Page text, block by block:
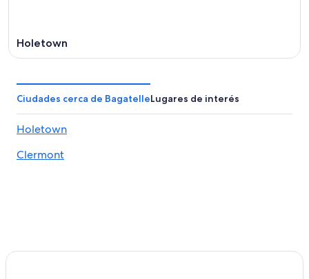
Holetown
Ciudades cerca de BagatelleLugares de interés
Holetown
Clermont